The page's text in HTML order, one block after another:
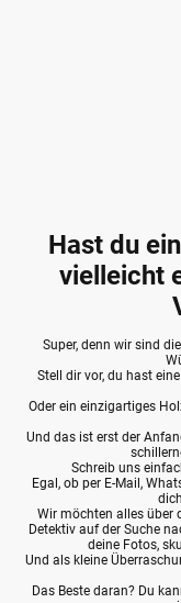
Hast du
vielleicht
Super, denn wir sind
Stell dir vor, du hast
Oder ein einzigartiges
Und das ist erst der
Schreib uns
Egal, ob per E-Mail,
Wir möchten alles über
Detektiv auf der Suche
deine Fotos,
Und als kleine
Das Beste daran? Du